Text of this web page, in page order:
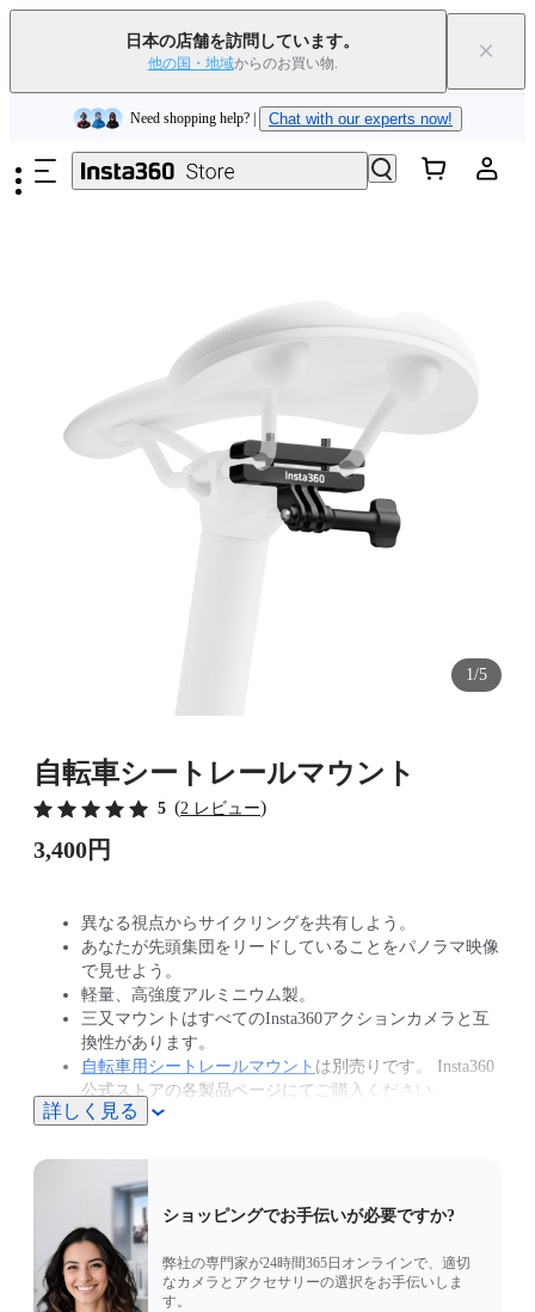
日本の店舗を訪問しています。
他の国・地域からのお買い物. ×
メインコンテンツへスキップ
下取りで旧デバイスを出すと、新規購入でキャッシュバックまたはクー
Need shopping help? | Chat with our experts now!
Insta360 Luna Ultra｜ ｜送料無料
1/5
自転車シートレールマウント
5 (2 レビュー)
3,400円
異なる視点からサイクリングを共有しよう。
あなたが先頭集団をリードしていることをパノラマ映像
で見せよう。
軽量、高強度アルミニウム製。
三又マウントはすべてのInsta360アクションカメラと互
換性があります。
自転車用シートレールマウント は別売りです。 Insta360
公式ストアの各製品ページにてご購入ください。
詳しく見る
ショッピングでお手伝いが必要ですか?
弊社の専門家が24時間365日オンラインで、適切
なカメラとアクセサリーの選択をお手伝いしま
す。